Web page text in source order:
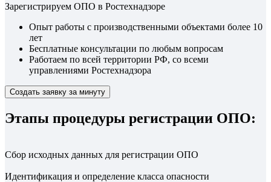
Зарегистрируем ОПО в Ростехнадзоре
Опыт работы с производственными объектами более 10
лет
Бесплатные консультации по любым вопросам
Работаем по всей территории РФ, со всеми
управлениями Ростехнадзора
Создать заявку за минуту
Этапы процедуры регистрации ОПО:
Сбор исходных данных для регистрации ОПО
Идентификация и определение класса опасности